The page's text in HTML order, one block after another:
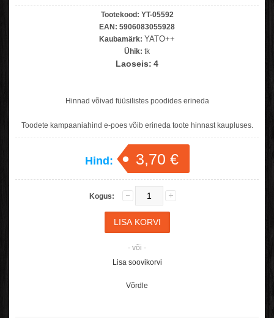
Tootekood: YT-05592
EAN: 5906083055928
Kaubamärk: YATO++
Ühik: tk
Laoseis: 4
Hinnad võivad füüsilistes poodides erineda
Toodete kampaaniahind e-poes võib erineda toote hinnast kaupluses.
Hind: 3,70 €
Kogus:
- või -
Lisa soovikorvi
Võrdle